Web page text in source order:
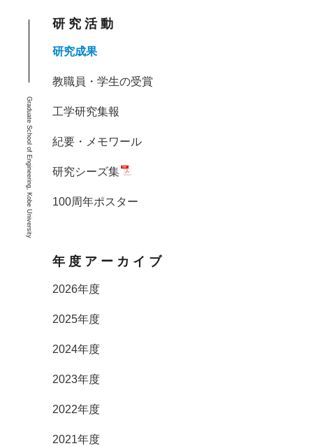
Graduate School of Engineering, Kobe University
研究活動
研究成果
教職員・学生の受賞
工学研究集報
紀要・メモワール
研究シーズ集
100周年ポスター
年度アーカイブ
2026年度
2025年度
2024年度
2023年度
2022年度
2021年度